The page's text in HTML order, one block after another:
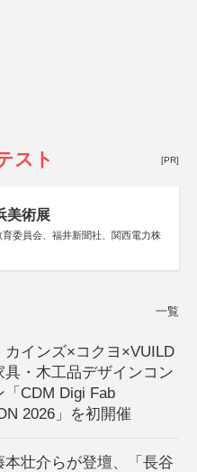
スト [PR]
美術展
委員会、福井新聞社、関西電力株
一覧
カインズ×コクヨ×VUILD
具・木工品デザインコン
「CDM Digi Fab
2026」を初開催
本壮介らが登壇、「長谷